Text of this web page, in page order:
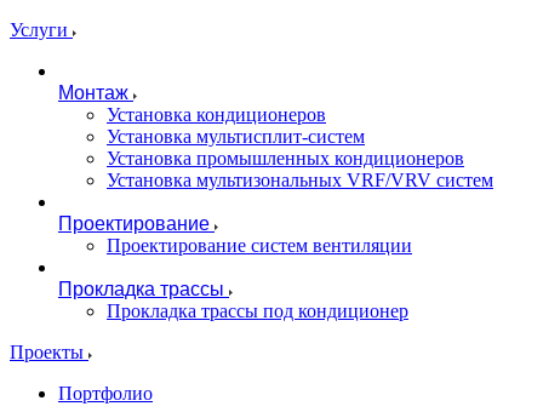
Услуги
Монтаж
Установка кондиционеров
Установка мультисплит-систем
Установка промышленных кондиционеров
Установка мультизональных VRF/VRV систем
Проектирование
Проектирование систем вентиляции
Прокладка трассы
Прокладка трассы под кондиционер
Проекты
Портфолио